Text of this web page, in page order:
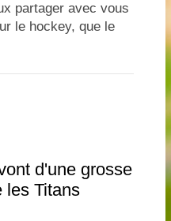
partager avec vous
le hockey, que le
d'une grosse
les Titans